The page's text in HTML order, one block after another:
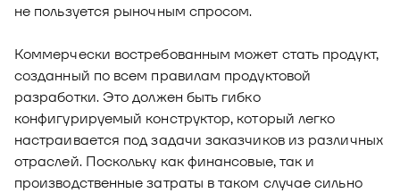
не пользуется рыночным спросом.
Коммерчески востребованным может стать продукт,
созданный по всем правилам продуктовой
разработки. Это должен быть гибко
конфигурируемый конструктор, который легко
настраивается под задачи заказчиков из различных
отраслей. Поскольку как финансовые, так и
производственные затраты в таком случае сильно